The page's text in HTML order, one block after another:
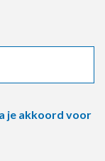
je akkoord voor